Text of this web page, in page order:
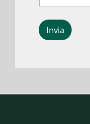
Invia